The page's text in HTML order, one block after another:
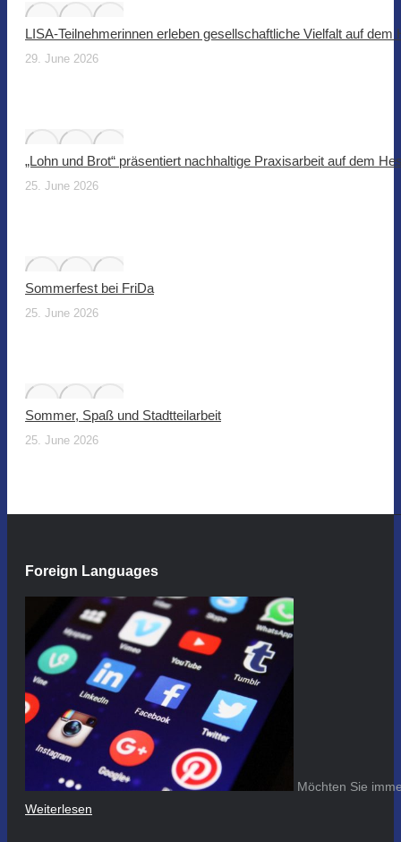
LISA-Teilnehmerinnen erleben gesellschaftliche Vielfalt auf dem
29. June 2026
„Lohn und Brot“ präsentiert nachhaltige Praxisarbeit auf dem
25. June 2026
Sommerfest bei FriDa
25. June 2026
Sommer, Spaß und Stadtteilarbeit
25. June 2026
Foreign Languages
Möchten Sie
Weiterlesen